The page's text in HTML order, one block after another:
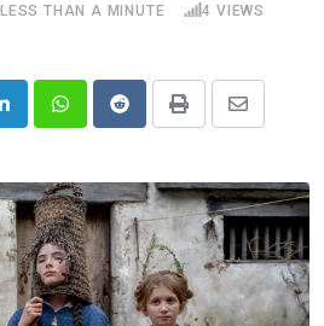
LESS THAN A MINUTE 4 VIEWS
LinkedInWhatsappRedditPrint
Share
Email